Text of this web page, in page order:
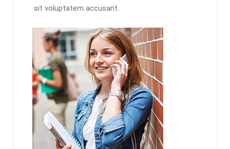
sit voluptatem accusant.